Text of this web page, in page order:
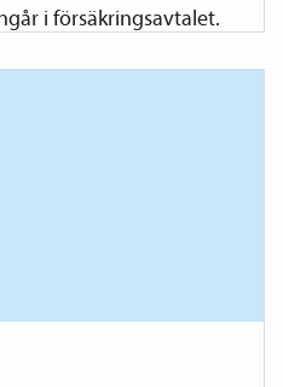
i försäkrings­avtalet.